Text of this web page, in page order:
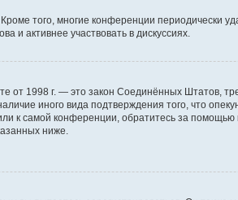
того, многие конференции периодически
и активнее участвовать в дискуссиях.
от 1998 г. — это закон Соединённых Штатов,
иного вида подтверждения того, что
к самой конференции, обратитесь за
ниже.